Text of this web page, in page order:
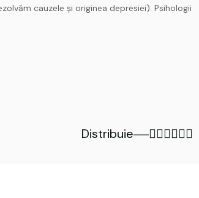
cauzele și originea depresiei). Psihologii
Distribuie